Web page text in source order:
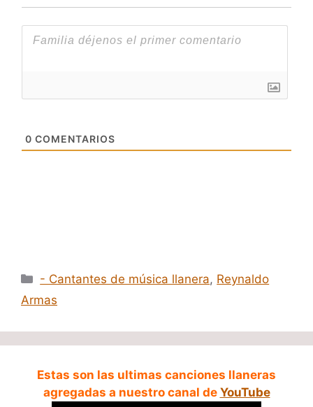
0 COMENTARIOS
Categorías
- Cantantes de música llanera, Reynaldo
Armas
Estas son las ultimas canciones llaneras
agregadas a nuestro canal de YouTube